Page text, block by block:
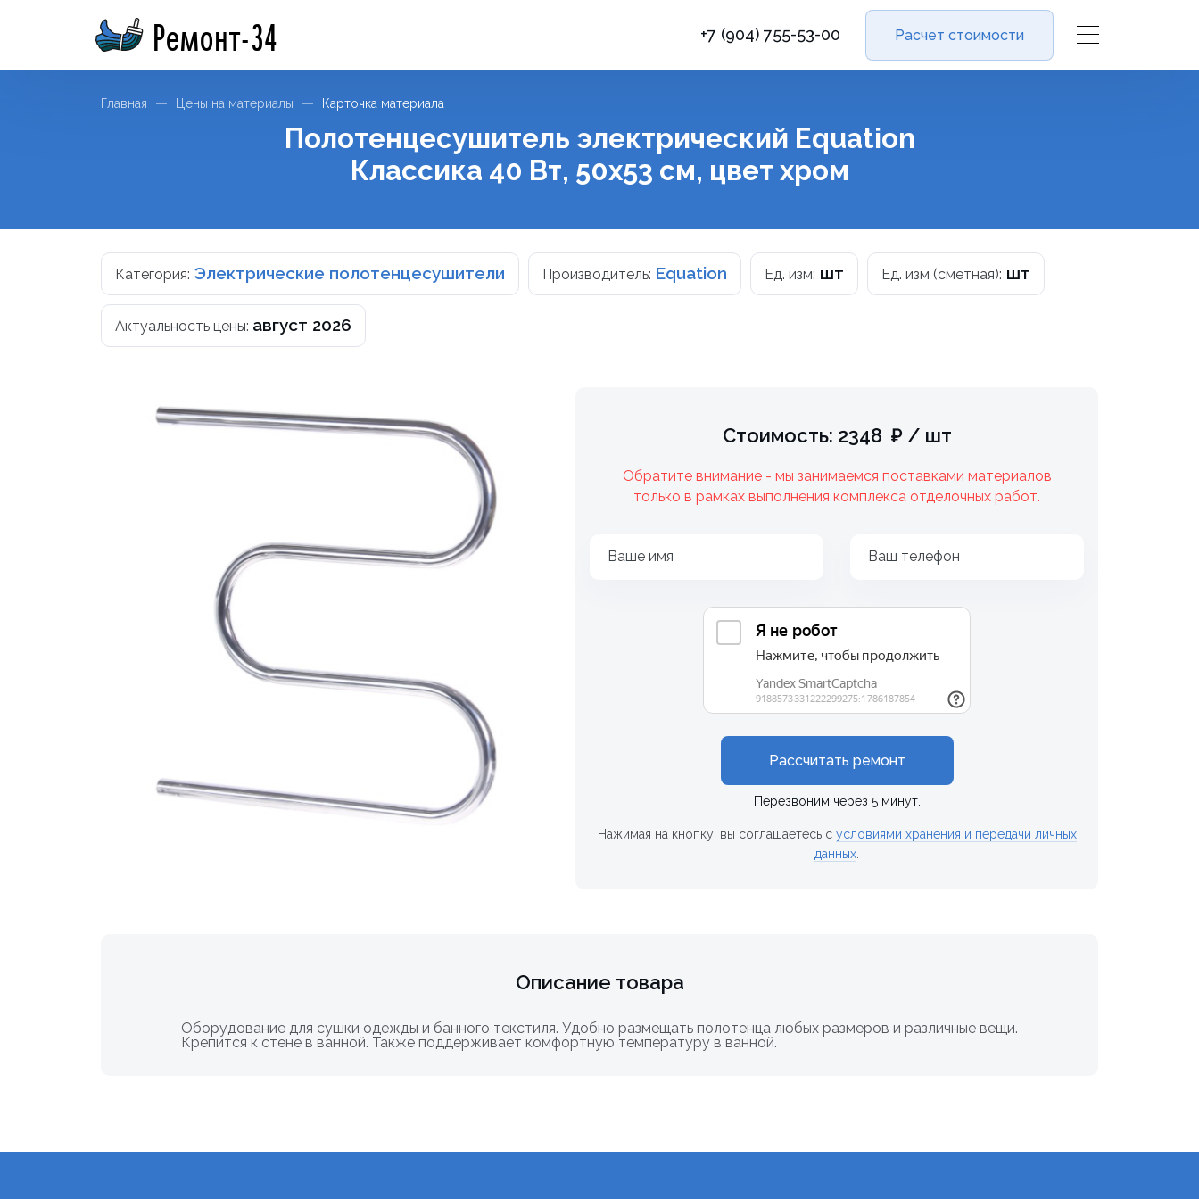
Ремонт-34 +7 (904) 755-53-00 Расчет стоимости
Главная Цены на материалы Карточка материала
Полотенцесушитель электрический Equation
Классика 40 Вт, 50х53 см, цвет хром
Категория: Электрические полотенцесушители Производитель: Equation Ед. изм: шт Ед. изм (сметная): шт
Актуальность цены: август 2026
Стоимость: 2348 ₽ / шт
Обратите внимание - мы занимаемся поставками материалов
только в рамках выполнения комплекса отделочных работ.
Ваше имя Ваш телефон
Рассчитать ремонт
Перезвоним через 5 минут.
Нажимая на кнопку, вы соглашаетесь с условиями хранения и передачи личных
данных
Описание товара
Оборудование для сушки одежды и банного текстиля. Удобно размещать полотенца любых размеров и различные вещи.
Крепится к стене в ванной. Также поддерживает комфортную температуру в ванной.